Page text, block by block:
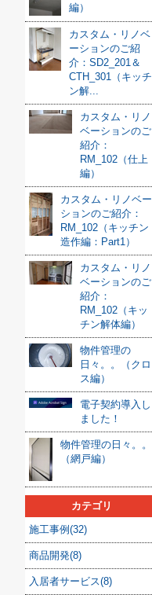
編）
カスタム・リノベ
ーションのご紹
介：SD2_201＆
CTH_301（キッチ
ン解...
カスタム・リノ
ベーションのご
紹介：
RM_102（仕上
編）
カスタム・リノベー
ションのご紹介：
RM_102（キッチン
造作編：Part1）
カスタム・リノ
ベーションのご
紹介：
RM_102（キッ
チン解体編）
物件管理の
日々。。（クロ
ス編）
電子契約導入し
ました！
物件管理の日々。。
（網戸編）
カテゴリ
施工事例(32)
商品開発(8)
入居者サービス(8)